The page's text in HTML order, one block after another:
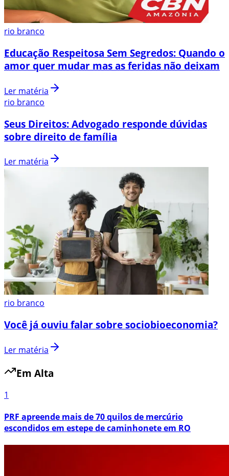
rio branco
Educação Respeitosa Sem Segredos: Quando o
amor quer mudar mas as feridas não deixam
Ler matéria
rio branco
Seus Direitos: Advogado responde dúvidas
sobre direito de família
Ler matéria
rio branco
Você já ouviu falar sobre sociobioeconomia?
Ler matéria
Em Alta
1
PRF apreende mais de 70 quilos de mercúrio
escondidos em estepe de caminhonete em RO